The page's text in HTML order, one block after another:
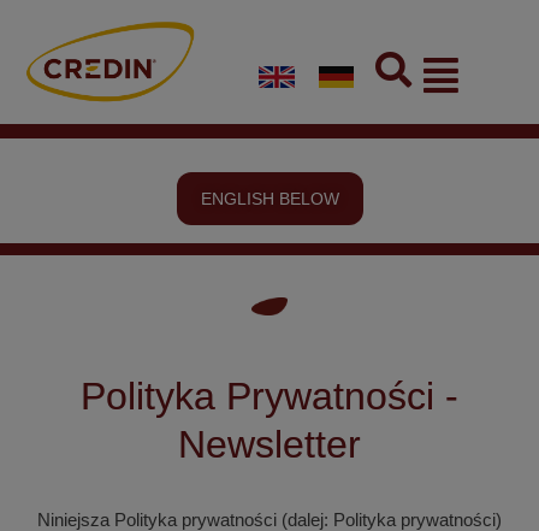
content
Flyout
Menu
ENGLISH BELOW
Polityka Prywatności -
Newsletter
Niniejsza Polityka prywatności (dalej: Polityka prywatności)